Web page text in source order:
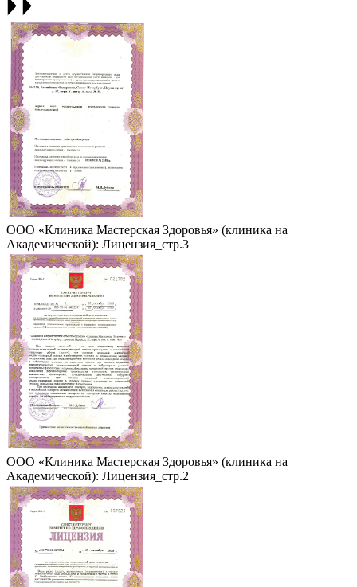
ООО «Клиника Мастерская Здоровья» (клиника на
Академической): Лицензия_стр.3
ООО «Клиника Мастерская Здоровья» (клиника на
Академической): Лицензия_стр.2